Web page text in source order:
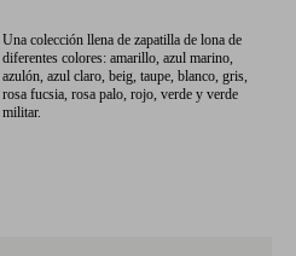
Una colección llena de zapatilla de lona de
diferentes colores: amarillo, azul marino,
azulón, azul claro, beig, taupe, blanco, gris,
rosa fucsia, rosa palo, rojo, verde y verde
militar.